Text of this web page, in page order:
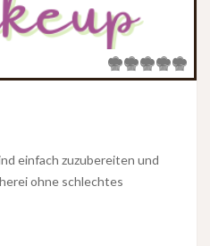
einfach zuzubereiten und
ohne schlechtes